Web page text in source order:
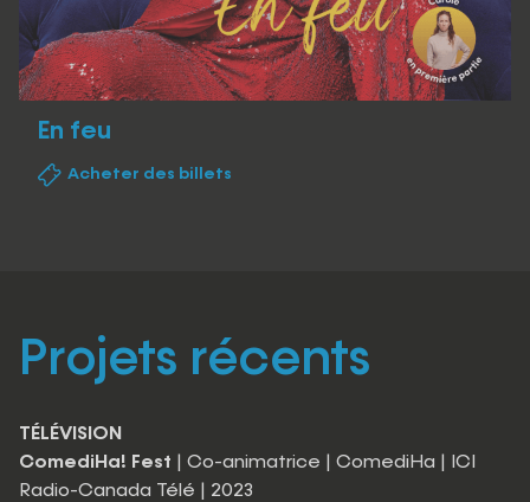
En feu
Acheter des billets
Projets récents
TÉLÉVISION
ComediHa! Fest | Co-animatrice | ComediHa | ICI
Radio-Canada Télé | 2023